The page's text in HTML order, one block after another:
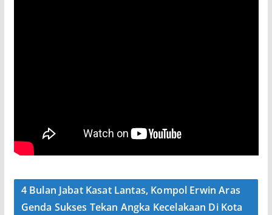
4 Bulan Jabat Kasat Lantas, Kompol Erwin Aras
Genda Sukses Tekan Angka Kecelakaan Di Kota